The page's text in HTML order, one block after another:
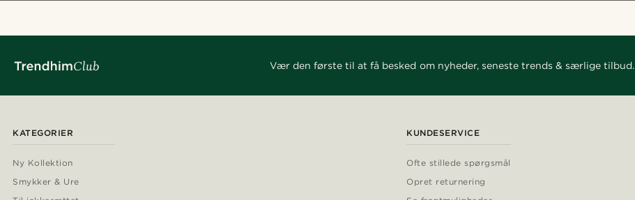
Vær den første til at få besked om nyheder, seneste trends & særlige tilbud.
KATEGORIER
Ny Kollektion
Smykker & Ure
KUNDESERVICE
Ofte stillede spørgsmål
Opret returnering